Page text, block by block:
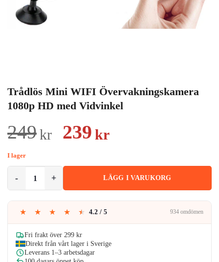
Trådlös Mini WIFI Övervakningskamera
1080p HD med Vidvinkel
249kr
Det
priset
var:
249kr.
239 krDet
priset
är:
I lager
LÄGG I VARUKORG
★ ★ ★ ★ ★ 4.2 / 5 934 omdömen
Fri frakt över 299 kr
Direkt från vårt lager i Sverige
Leverans 1–3 arbetsdagar